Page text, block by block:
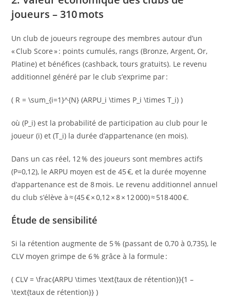
joueurs – 310 mots
Un club de joueurs regroupe des membres autour d’un
« Club Score » : points cumulés, rangs (Bronze, Argent, Or,
Platine) et bénéfices (cashback, tours gratuits). Le revenu
additionnel généré par le club s’exprime par :
( R = \sum_{i=1}^{N} (ARPU_i \times P_i \times T_i) )
où (P_i) est la probabilité de participation au club pour le
joueur (i) et (T_i) la durée d’appartenance (en mois).
Dans un cas réel, 12 % des joueurs sont membres actifs
(P=0,12), le ARPU moyen est de 45 €, et la durée moyenne
d’appartenance est de 8 mois. Le revenu additionnel annuel
du club s’élève à ≈ (45 € × 0,12 × 8 × 12 000) ≈ 518 400 €.
Étude de sensibilité
Si la rétention augmente de 5 % (passant de 0,70 à 0,735), le
CLV moyen grimpe de 6 % grâce à la formule :
( CLV = \frac{ARPU \times \text{taux de rétention}}{1 –
\text{taux de rétention}} )